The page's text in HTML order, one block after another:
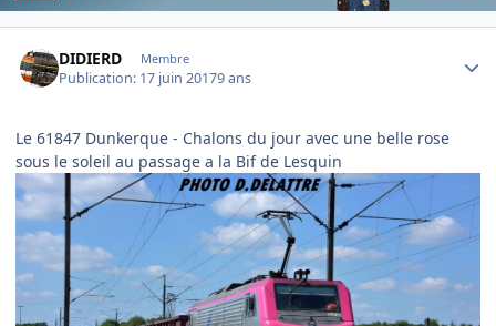
DIDIERD Membre
Publication: 17 juin 20179 ans
Le 61847 Dunkerque - Chalons du jour avec une belle rose
sous le soleil au passage a la Bif de Lesquin